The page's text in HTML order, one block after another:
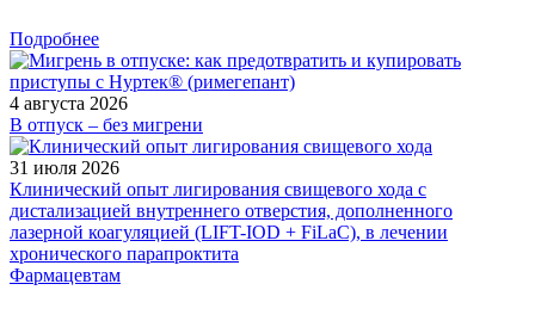
Подробнее
4 августа 2026
В отпуск – без мигрени
31 июля 2026
Клинический опыт лигирования свищевого хода с
дистализацией внутреннего отверстия, дополненного
лазерной коагуляцией (LIFT-IOD + FiLaC), в лечении
хронического парапроктита
Фармацевтам